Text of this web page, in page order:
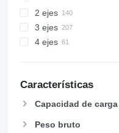
2 ejes
3 ejes
4 ejes
Características
Capacidad de carga
Peso bruto